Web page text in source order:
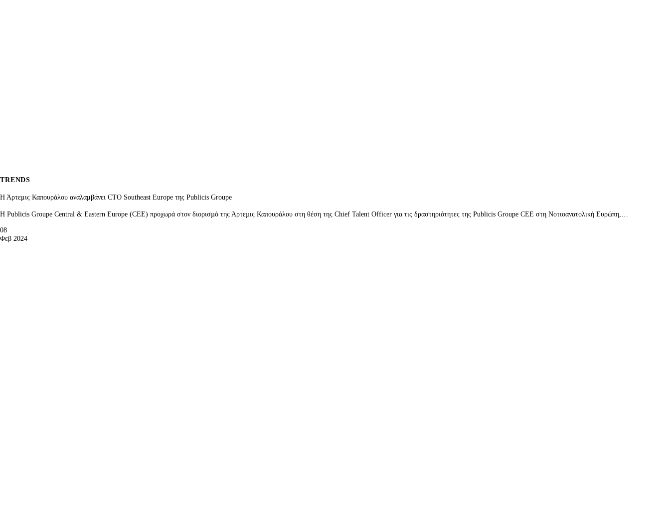
TRENDS
Η Άρτεμις Καπουράλου αναλαμβάνει CTO Southeast Europe της Publicis Groupe
Η Publicis Groupe Central & Eastern Europe (CEE) προχωρά στον διορισµό της Άρτεµις Καπουράλου στη θέση της Chief Talent Officer για τις δραστηριότητες της Publicis Groupe CEE στη Νοτιοανατολική Ευρώπη,…
08
Φεβ 2024